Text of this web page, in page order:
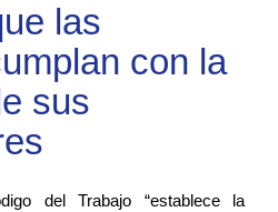
las
con la
sus
del Trabajo “establece la